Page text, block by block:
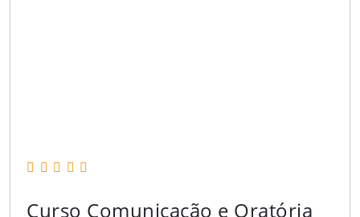
Curso Comunicação e Oratória